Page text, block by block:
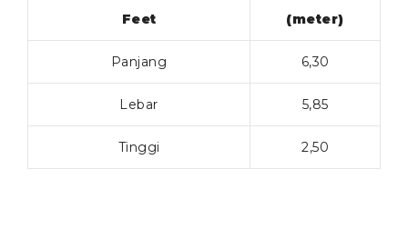
Feet
(meter)
Panjang 6,30
Lebar 5,85
Tinggi 2,50